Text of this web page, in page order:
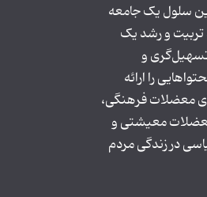
سلول یک جامعه
و رشد یک
تسهیل‌گری و
را ارائه
معضلات فرهنگی،
معیشتی و
در زندگی مردم